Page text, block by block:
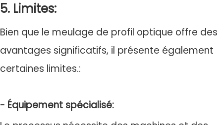
5. Limites:
Bien que le meulage de profil optique offre des
avantages significatifs, il présente également
certaines limites.:
- Équipement spécialisé: